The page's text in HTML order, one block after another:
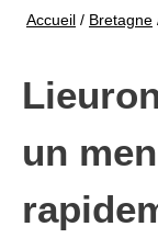
Accueil / Bretagne
un